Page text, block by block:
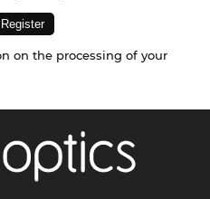
on the processing of your